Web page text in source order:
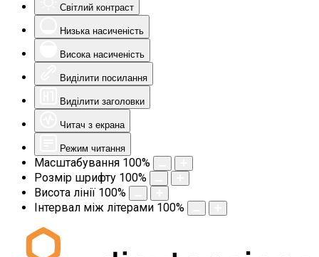
Світлий контраст
Низька насиченість
Висока насиченість
Виділити посилання
Виділити заголовки
Читач з екрана
Режим читання
Масштабування 100%
Розмір шрифту 100%
Висота лінії 100%
Інтервал між літерами 100%